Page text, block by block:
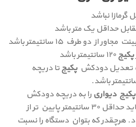
گرمازا نباشد
حداقل یک متر باشد
از دو طرف ۱۵ سانتیمتر باشد
پکیج
تعدیل دودکشپکیجتا دریچه
پکیج دیواری را به دریچه دودکش
داخل دیوار نصب نمود و باید حداقل ۳۰ سانتیمتر پایین تر از
که بتوان دستگاه را نسبت